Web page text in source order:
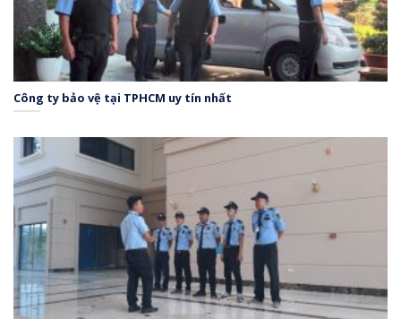
Công ty bảo vệ tại TPHCM uy tín nhất